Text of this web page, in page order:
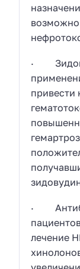
возможно
·
·
лечение